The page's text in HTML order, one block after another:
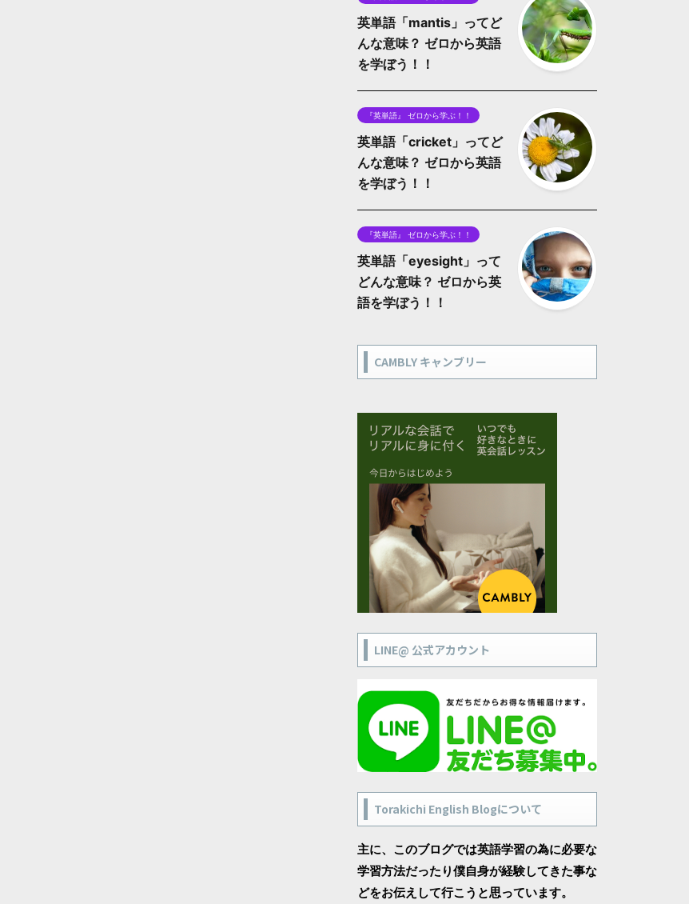
英単語「mantis」ってど
んな意味？ ゼロから英語
を学ぼう！！
『英単語』 ゼロから学ぶ！！
英単語「cricket」ってど
んな意味？ ゼロから英語
を学ぼう！！
『英単語』 ゼロから学ぶ！！
英単語「eyesight」って
どんな意味？ ゼロから英
語を学ぼう！！
CAMBLY キャンブリー
LINE@ 公式アカウント
Torakichi English Blogについて
主に、このブログでは英語学習の為に必要な
学習方法だったり僕自身が経験してきた事な
どをお伝えして行こうと思っています。